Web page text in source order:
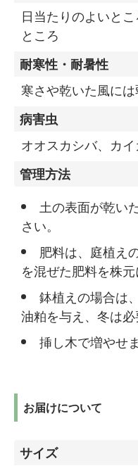
日当たりのよいと
ところ
耐寒性・耐暑性
寒さや乾いた風に
病害虫
オオスカシバ、カ
管理方法
土の表面が乾い
さい。
肥料は、庭植え
を混ぜた肥料を株元
鉢植えの場合は
油粕を与え、冬は必
挿し木で増やせま
お届けについて
サイズ